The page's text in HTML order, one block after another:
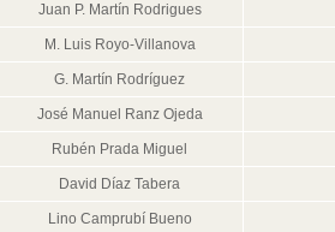
Juan P. Martín Rodrigues
M. Luis Royo-Villanova
G. Martín Rodríguez
José Manuel Ranz Ojeda
Rubén Prada Miguel
David Díaz Tabera
Lino Camprubí Bueno